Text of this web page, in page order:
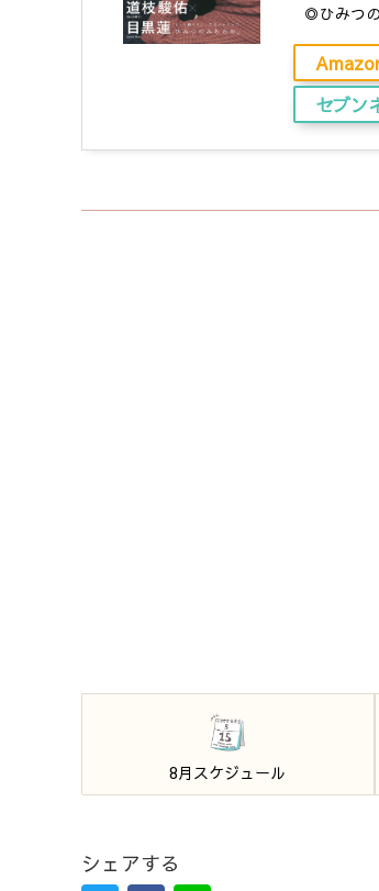
◎ひみつ
セブン
8月スケジュール
シェアする